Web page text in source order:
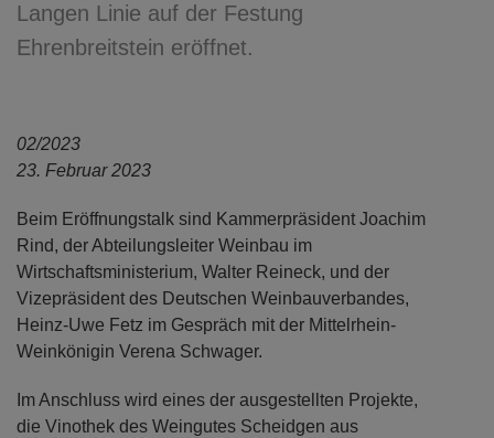
Langen Linie auf der Festung
Ehrenbreitstein eröffnet.
02/2023
23. Februar 2023
Beim Eröffnungstalk sind Kammerpräsident Joachim
Rind, der Abteilungsleiter Weinbau im
Wirtschaftsministerium, Walter Reineck, und der
Vizepräsident des Deutschen Weinbauverbandes,
Heinz-Uwe Fetz im Gespräch mit der Mittelrhein-
Weinkönigin Verena Schwager.
Im Anschluss wird eines der ausgestellten Projekte,
die Vinothek des Weingutes Scheidgen aus